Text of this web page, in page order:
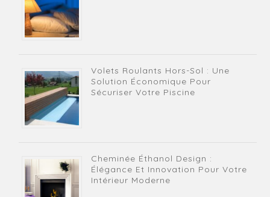
Volets Roulants Hors-Sol : Une
Solution Économique Pour
Sécuriser Votre Piscine
Cheminée Éthanol Design :
Élégance Et Innovation Pour Votre
Intérieur Moderne